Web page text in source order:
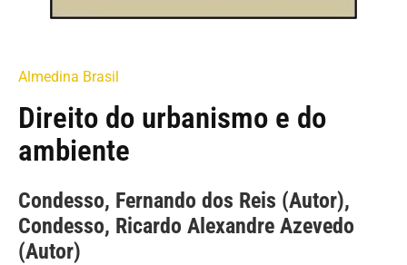
Almedina Brasil
Direito do urbanismo e do
ambiente
Condesso, Fernando dos Reis (Autor),
Condesso, Ricardo Alexandre Azevedo
(Autor)